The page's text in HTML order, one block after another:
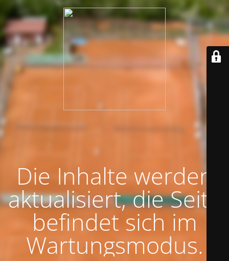
Die Inhalte werden
aktualisiert, die Seite
befindet sich im
Wartungsmodus.